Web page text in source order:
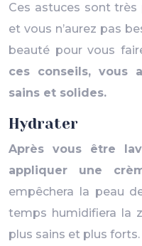
Ces astuces sont
et vous n’aurez pas
beauté pour vous
ces conseils, vous
sains et solides.
Hydrater
Après vous être
appliquer une
empêchera la peau
temps humidifiera la
plus sains et plus